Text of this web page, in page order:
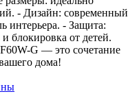
- Дизайн: современный
интерьера. - Защита:
блокировка от детей.
G — это сочетание
дома!